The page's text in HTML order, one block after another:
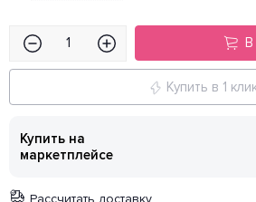
В
Купить в 1
Купить на
маркетплейсе
Рассчитать доставку